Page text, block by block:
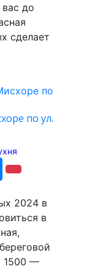
до
сделает
по ул.
2024 в
в
1500 —